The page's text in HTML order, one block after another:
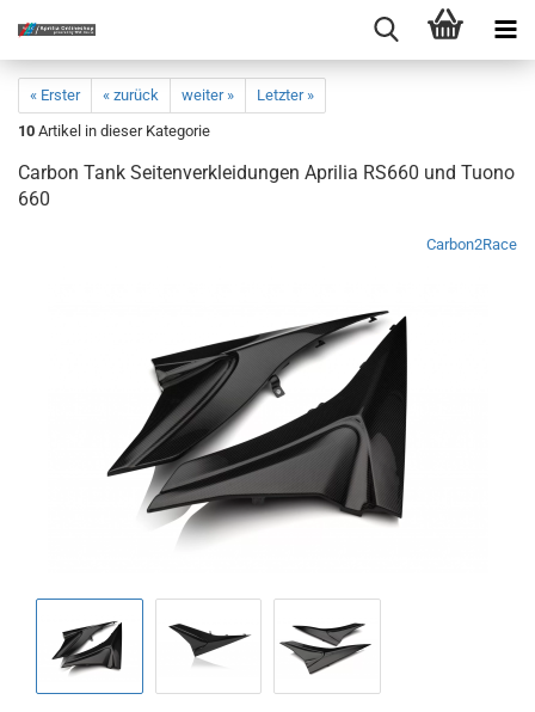
« Erster « zurück weiter »
Letzter »
10 Artikel in dieser Kategorie
Carbon Tank Seitenverkleidungen Aprilia RS660 und Tuono
660
Carbon2Race